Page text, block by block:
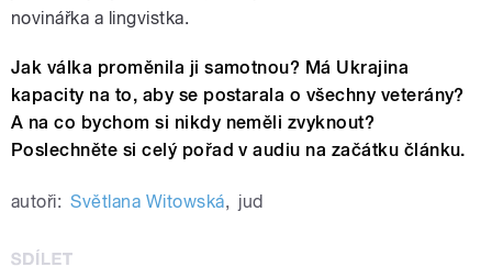
novinářka a lingvistka.
Jak válka proměnila ji samotnou? Má Ukrajina
kapacity na to, aby se postarala o všechny veterány?
A na co bychom si nikdy neměli zvyknout?
Poslechněte si celý pořad v audiu na začátku článku.
autoři: Světlana Witowská, jud